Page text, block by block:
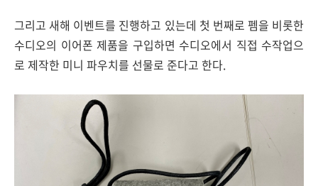
그리고 새해 이벤트를 진행하고 있는데 첫 번째로 펨을 비롯한
수디오의 이어폰 제품을 구입하면 수디오에서 직접 수작업으
로 제작한 미니 파우치를 선물로 준다고 한다.